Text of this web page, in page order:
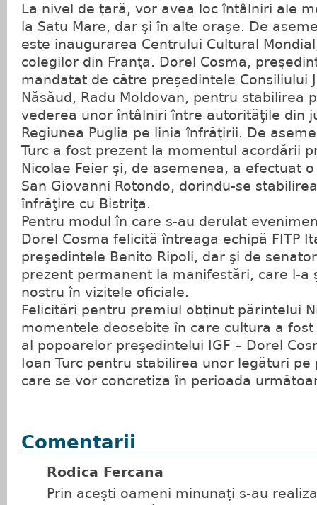
La nivel de ţară, vor avea loc întâlniri ale
la Satu Mare, dar şi în alte oraşe. De
este inaugurarea Centrului Cultural
colegilor din Franţa. Dorel Cosma,
mandatat de către preşedintele Consiliului
Năsăud, Radu Moldovan, pentru stabilirea
vederea unor întâlniri între autorităţile din
Regiunea Puglia pe linia înfrăţirii. De
Turc a fost prezent la momentul acordării
Nicolae Feier şi, de asemenea, a efectuat
San Giovanni Rotondo, dorindu-se
înfrăţire cu Bistriţa.
Pentru modul în care s-au derulat
Dorel Cosma felicită întreaga echipă FITP
preşedintele Benito Ripoli, dar şi de
prezent permanent la manifestări, care l-a
nostru în vizitele oficiale.
Felicitări pentru premiul obţinut părintelui
momentele deosebite în care cultura a
al popoarelor preşedintelui IGF – Dorel
Ioan Turc pentru stabilirea unor legături
care se vor concretiza în perioada
Comentarii
Rodica Fercana
Prin acești oameni minunați s-au